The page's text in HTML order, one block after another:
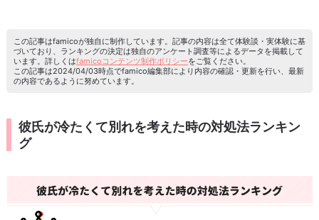
この記事はfamicoが独自に制作しています。記事の内容は全て体験談・実体験に基
づいており、ランキングの決定は独自のアンケート調査等によるデータを掲載して
います。詳しくはfamicoコンテンツ制作ポリシーをご覧ください。
この記事は2024/04/03時点でfamico編集部により内容の確認・更新を行い、最新
の内容であるように努めています。
彼氏が冷たくて別れを考えた時の対処法ランキン
グ